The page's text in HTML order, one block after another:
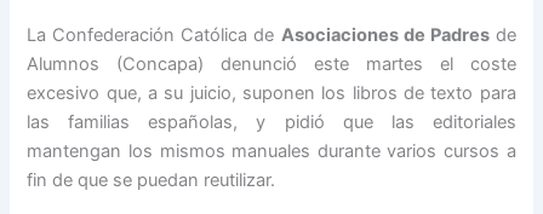
La Confederación Católica de Asociaciones de Padresde
Alumnos (Concapa) denunció este martes el coste
excesivo que, a su juicio, suponen los libros de texto para
las familias españolas, y pidió que las editoriales
mantengan los mismos manuales durante varios cursos a
fin de que se puedan reutilizar.